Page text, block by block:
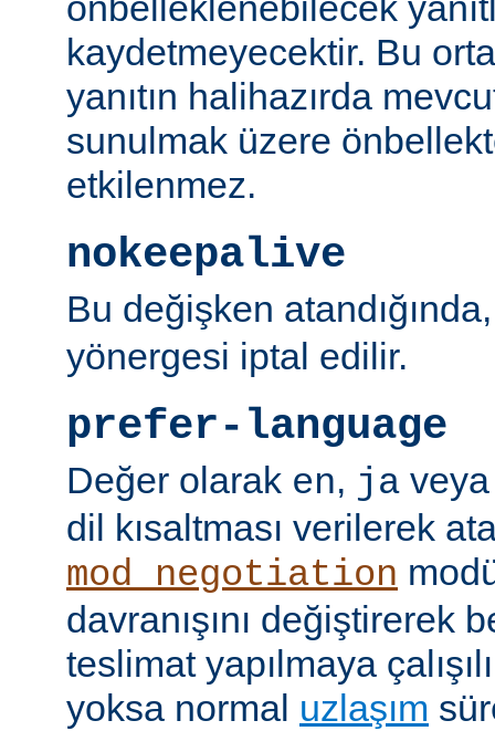
kaydetmeyecektir. Bu
yanıtın halihazırda
sunulmak üzere
etkilenmez.
nokeepalive
Bu değişken
yönergesi iptal edilir.
prefer-language
Değer olarak en, ja
dil kısaltması verilerek
mod_negotiation
davranışını değiştirerek
teslimat yapılmaya
yoksa normal uzlaşım